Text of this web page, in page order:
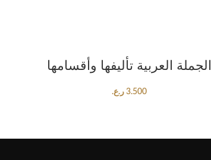
ADD TO CART
الجملة العربية تأليفها وأقسامها
3.500 ر.ع.